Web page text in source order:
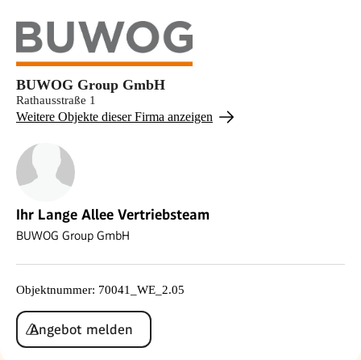
BUWOG Group GmbH
Rathausstraße 1
Weitere Objekte dieser Firma anzeigen
Ihr Lange Allee Vertriebsteam
BUWOG Group GmbH
Objektnummer: 70041_WE_2.05
Angebot melden